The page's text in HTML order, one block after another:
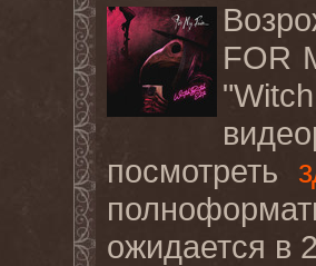
FOR
посмотреть
ожидается в